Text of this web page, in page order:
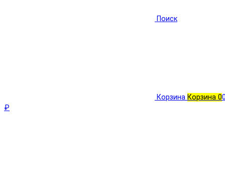
Поиск
Корзина Корзина 0
₽